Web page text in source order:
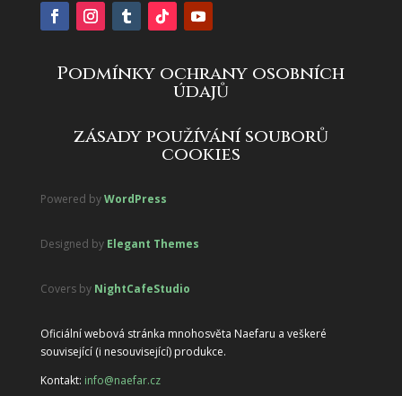
Podmínky ochrany osobních
údajů
zásady používání souborů
cookies
Powered byWordPress
Designed by Elegant Themes
Covers by NightCafeStudio
Oficiální webová stránka mnohosvěta Naefaru a veškeré
související (i nesouvisející) produkce.
Kontakt: info@naefar.cz